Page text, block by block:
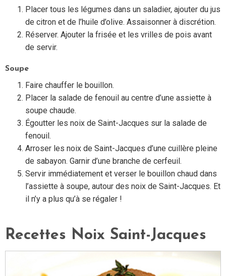
Placer tous les légumes dans un saladier, ajouter du jus
de citron et de l’huile d’olive. Assaisonner à discrétion.
Réserver. Ajouter la frisée et les vrilles de pois avant
de servir.
Soupe
Faire chauffer le bouillon.
Placer la salade de fenouil au centre d’une assiette à
soupe chaude.
Égoutter les noix de Saint-Jacques sur la salade de
fenouil.
Arroser les noix de Saint-Jacques d’une cuillère pleine
de sabayon. Garnir d’une branche de cerfeuil.
Servir immédiatement et verser le bouillon chaud dans
l’assiette à soupe, autour des noix de Saint-Jacques. Et
il n’y a plus qu’à se régaler !
Recettes Noix Saint-Jacques